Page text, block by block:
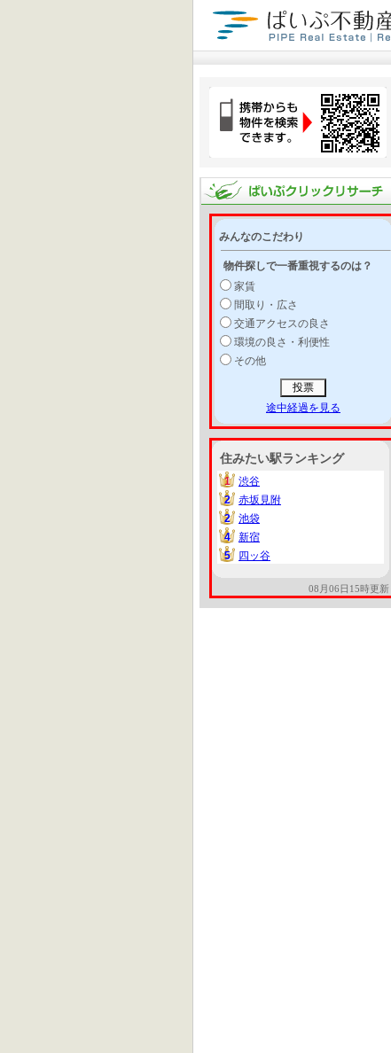
みんなのこだわり
物件探しで一番重視するのは？
家賃
間取り・広さ
交通アクセスの良さ
環境の良さ・利便性
その他
途中経過を見る
住みたい駅ランキング
1
1
渋谷
2
2
赤坂見附
2
2
池袋
4
4
新宿
5
5 四ッ谷
08月06日15時更新